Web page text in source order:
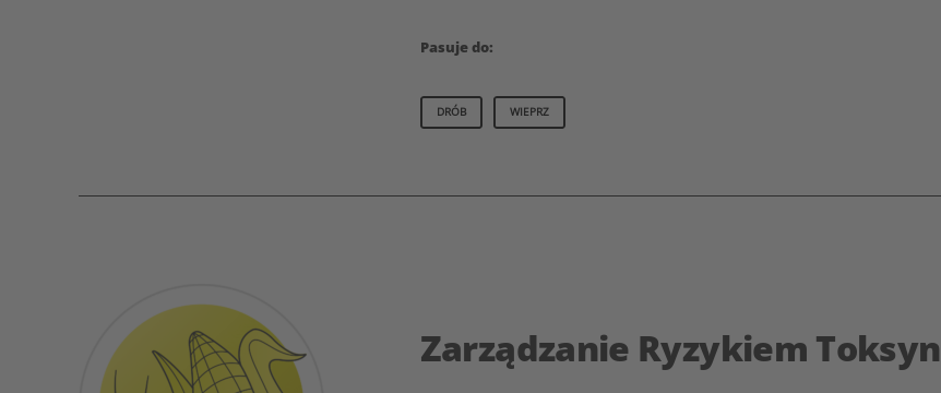
Pasuje do:
DRÓB WIEPRZ
Zarządzanie Ryzykiem Toksyn